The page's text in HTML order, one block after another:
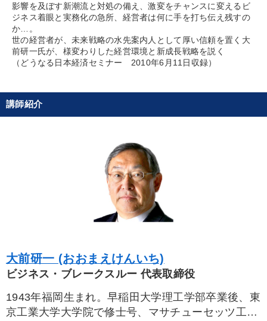
※「更新」を押すと「カテゴリー」「目的別」「キーワード」を更新いただけます。
local_offer タグから探す refresh
タグ・キーワード
思考法
話し方 推薦
お金の授業
生産性向上 心を磨く
※「更新」を押すと「タグ・キーワード」を更新いただけます。
影響を及ぼす新潮流と対処の備え、激変をチャンスに変えるビ
ジネス着眼と実務化の急所、経営者は何に手を打ち伝え残すの
か…。
世の経営者が、未来戦略の水先案内人として厚い信頼を置く大
前研一氏が、様変わりした経営環境と新成長戦略を説く
（どうなる日本経済セミナー 2010年6月11日収録）
講師紹介
大前研一 (おおまえけんいち)
ビジネス・ブレークスルー 代表取締役
1943年福岡生まれ。早稲田大学理工学部卒業後、東
京工業大学大学院で修士号、マサチューセッツ工科